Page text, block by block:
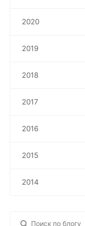
2020
2019
2018
2017
2016
2015
2014